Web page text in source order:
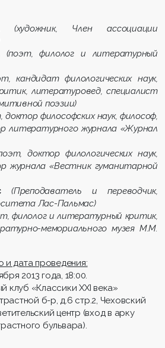
(художник, Член ассоциации
(поэт, филолог и литературный
кандидат филологических наук,
литературовед, специалист
поэзии)
доктор философских наук, философ,
литературного журнала «Журнал
доктор филологических наук,
журнала «Вестник гуманитарной
(Преподаватель и переводчик,
Лас-Пальмас)
филолог и литературный критик,
мемориального музея М.М.
и дата проведения:
2013 года, 18:00.
клуб «Классики XXI века»
б-р, д.6 стр.2, Чеховский
центр (вход в арку
бульвара).